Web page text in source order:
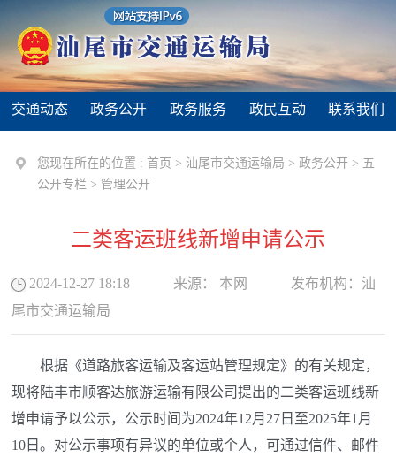
交通动态 政务公开 政务服务 政民互动 联系我们
您现在所在的位置 : 首页 > 汕尾市交通运输局 >政务公开 > 五
公开专栏 > 管理公开
二类客运班线新增申请公示
2024-12-27 18:18 来源： 本网 发布机构： 汕
尾市交通运输局
根据《道路旅客运输及客运站管理规定》的有关规定，
现将陆丰市顺客达旅游运输有限公司提出的二类客运班线新
增申请予以公示，公示时间为2024年12月27日至2025年1月
10日。对公示事项有异议的单位或个人，可通过信件、邮件